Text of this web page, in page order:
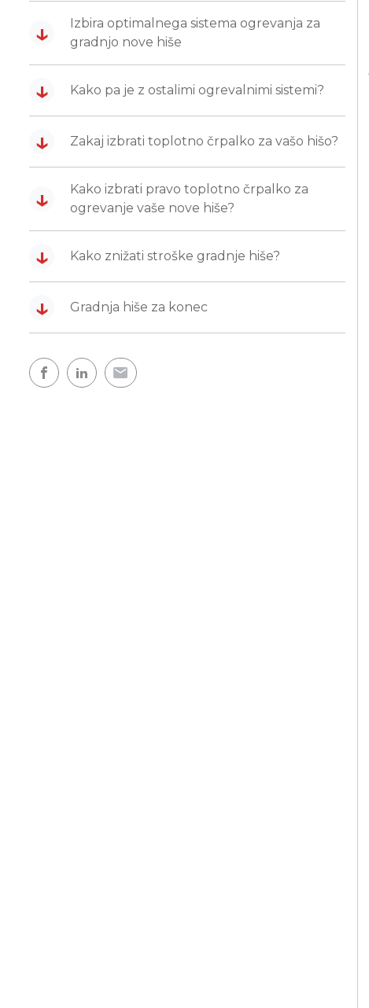
↓
Izbira optimalnega sistema ogrevanja za
gradnjo nove hiše
↓ Kako pa je z ostalimi ogrevalnimi sistemi?
↓ Zakaj izbrati toplotno črpalko za vašo hišo?
↓
Kako izbrati pravo toplotno črpalko za
ogrevanje vaše nove hiše?
↓ Kako znižati stroške gradnje hiše?
↓ Gradnja hiše za konec